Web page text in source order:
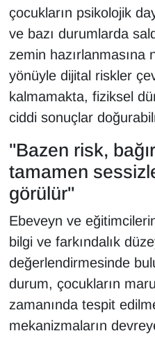
çocukların psikolojik
ve bazı durumlarda
zemin hazırlanmasına
yönüyle dijital riskler
kalmamakta, fiziksel
ciddi sonuçlar
"Bazen risk,
tamamen
görülür"
Ebeveyn ve
bilgi ve farkındalık
değerlendirmesinde
durum, çocukların
zamanında tespit
mekanizmaların